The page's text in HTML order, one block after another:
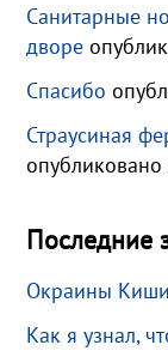
Санитарные
дворе
Спасибо
Страусиная
Последние
Окраины
Как я узнал,